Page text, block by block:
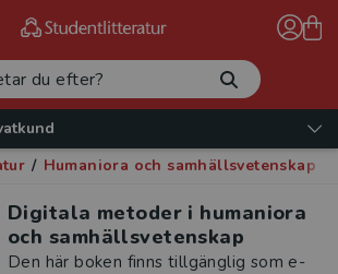
/ Humaniora och samhällsvetenskap
Digitala metoder i humaniora
och samhällsvetenskap
Den här boken finns tillgänglig som e-